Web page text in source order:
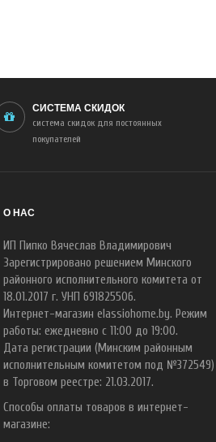
СИСТЕМА СКИДОК
система скидок для постоянных
покупателей
О НАС
ИП Пипко Вячеслав Владимирович
Зарегистрировано решением Минского
районного исполнительного комитета от
18.01.2017 г. УНП 691825506.
Интернет-магазин elassiohome.by. Режим
работы: ежедневно с 11:00 до 19:00.
Дата регистрации (Минским районным
исполнительным комитетом под №372549)
в Торговом реестре: 21.03.2017.
Способы оплаты товаров в интернет-
магазине: